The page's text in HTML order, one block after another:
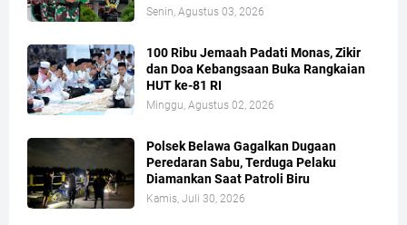
Senin, Agustus 03, 2026
100 Ribu Jemaah Padati Monas, Zikir
dan Doa Kebangsaan Buka Rangkaian
HUT ke-81 RI
Minggu, Agustus 02, 2026
Polsek Belawa Gagalkan Dugaan
Peredaran Sabu, Terduga Pelaku
Diamankan Saat Patroli Biru
Kamis, Juli 30, 2026